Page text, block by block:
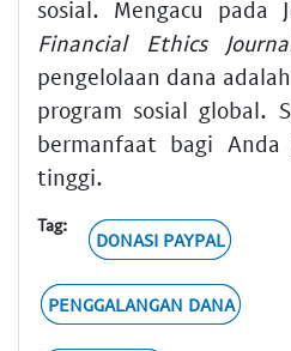
sosial. Mengacu pada
Financial Ethics
pengelolaan dana
program sosial global.
bermanfaat bagi
tinggi.
Tag:
DONASI PAYPAL
PENGGALANGAN DANA